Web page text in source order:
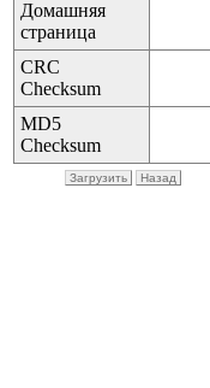
Домашняя
страница
CRC
Checksum
MD5
Checksum
Загрузить Назад